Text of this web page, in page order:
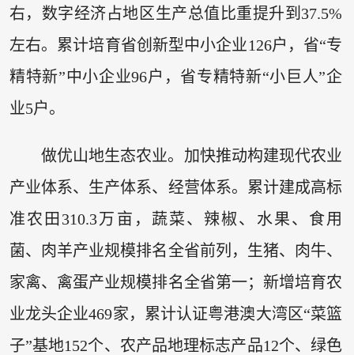
右，数字经济占地区生产总值比重提升到37.5%
左右。累计培育省创新型中小企业126户，省“专
精特新”中小企业96户，省专精特新“小巨人”企
业5户。
做优山地生态农业。加快推动构建现代农业
产业体系、生产体系、经营体系。累计建成高标
准农田310.3万亩，蔬菜、辣椒、水果、食用
菌、肉羊产业规模排名全省前列，生猪、肉牛、
家禽、禽蛋产业规模排名全省第一；新增培育农
业龙头企业469家，累计认证粤港澳大湾区“菜篮
子”基地152个、农产品地理标志产品12个、绿色